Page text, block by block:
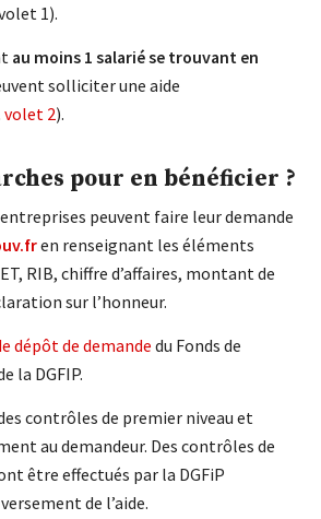
1).
au moins 1 salarié se trouvant en
solliciter une aide
volet 2).
pour en bénéficier ?
peuvent faire leur demande
en renseignant les éléments
RIB, chiffre d’affaires, montant de
sur l’honneur.
dépôt de demande du Fonds de
la DGFIP.
contrôles de premier niveau et
au demandeur. Des contrôles de
être effectués par la DGFiP
de l’aide.